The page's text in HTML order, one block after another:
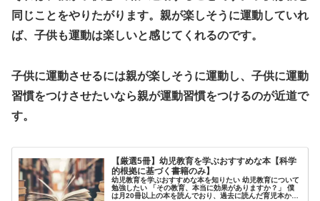
同じことをやりたがります。親が楽しそうに運動していれ
ば、子供も運動は楽しいと感じてくれるのです。
子供に運動させるには親が楽しそうに運動し、子供に運動
習慣をつけさせたいなら親が運動習慣をつけるのが近道で
す。
【厳選5冊】幼児教育を学ぶおすすめな本【科学
的根拠に基づく書籍のみ】
幼児教育を学ぶおすすめな本を知りたい 幼児教育について
勉強したい 「その教育、本当に効果がありますか？」 僕
は月20冊以上の本を読んでおり、過去に読んだ育児本から